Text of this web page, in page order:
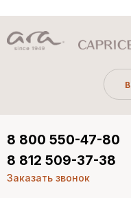
8 800 550-47-80
8 812 509-37-38
Заказать звонок